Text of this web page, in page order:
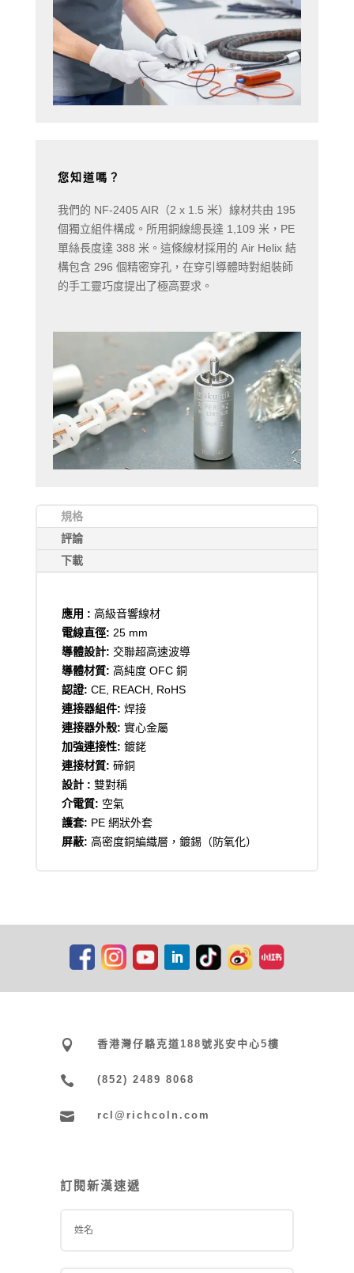
您知道嗎？
我們的 NF-2405 AIR（2 x 1.5 米）線材共由 195
個獨立組件構成。所用銅線總長達 1,109 米，PE
單絲長度達 388 米。這條線材採用的 Air Helix 結
構包含 296 個精密穿孔，在穿引導體時對組裝師
的手工靈巧度提出了極高要求。
規格
評論
下載
應用 : 高級音響線材
電線直徑: 25 mm
導體設計: 交聯超高速波導
導體材質: 高純度 OFC 銅
認證: CE, REACH, RoHS
連接器組件: 焊接
連接器外殼: 實心金屬
加強連接性: 鍍銠
連接材質: 碲銅
設計 : 雙對稱
介電質: 空氣
護套: PE 網狀外套
屏蔽: 高密度銅編織層，鍍錫（防氧化）
 香港灣仔駱克道188號兆安中心5樓
 (852) 2489 8068
 rcl@richcoln.com
訂閱新漢速遞